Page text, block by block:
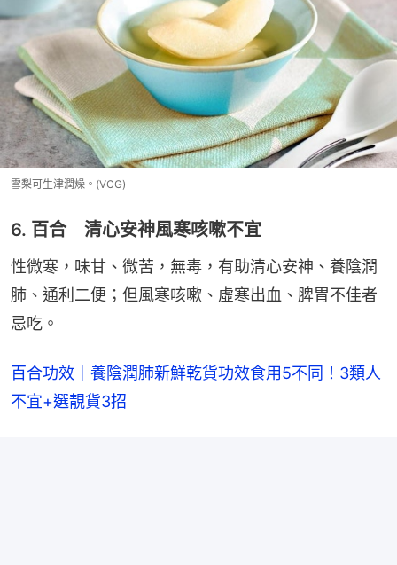
雪梨可生津潤燥。(VCG)
6. 百合 清心安神風寒咳嗽不宜
性微寒，味甘、微苦，無毒，有助清心安神、養陰潤
肺、通利二便；但風寒咳嗽、虛寒出血、脾胃不佳者
忌吃。
百合功效｜養陰潤肺新鮮乾貨功效食用5不同！3類人
不宜+選靚貨3招